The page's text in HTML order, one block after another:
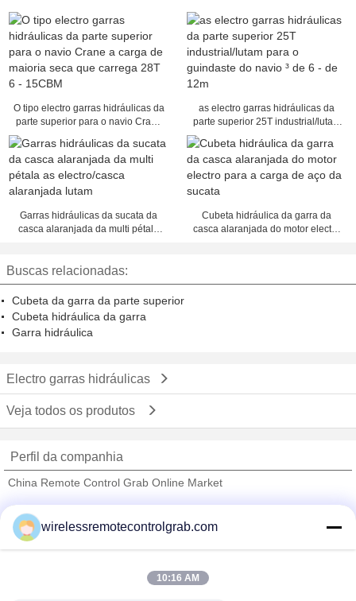
O tipo electro garras hidráulicas da
parte superior para o navio Crane
carrega 28T 6 - 15CBM
as electro garras hidráulicas da
parte superior 25T industrial/lutam
para o guindaste do navio ³ de 6 -
de 12m
Garras hidráulicas da sucata da
casca alaranjada da multi pétala
Cubeta hidráulica da garra da
casca alaranjada do motor electro
Buscas relacionadas:
Cubeta da garra da parte superior
Cubeta hidráulica da garra
Garra hidráulica
Electro garras hidráulicas
Veja todos os produtos
Perfil da companhia
China Remote Control Grab Online Market
Trust Seal
Verified Suplier
wirelessremotecontrolgrab.com
10:16 AM